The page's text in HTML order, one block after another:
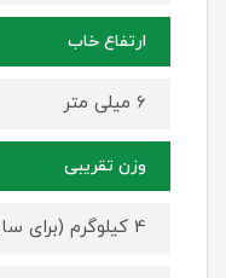
ارتفاع خاب
6 میلی متر
وزن تقریبی
4 کیلوگرم (برای سایز 150 در 100)